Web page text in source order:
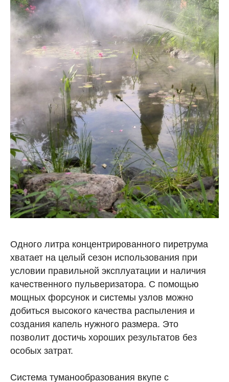
Одного литра концентрированного пиретрума
хватает на целый сезон использования при
условии правильной эксплуатации и наличия
качественного пульверизатора. С помощью
мощных форсунок и системы узлов можно
добиться высокого качества распыления и
создания капель нужного размера. Это
позволит достичь хороших результатов без
особых затрат.
Система туманообразования вкупе с